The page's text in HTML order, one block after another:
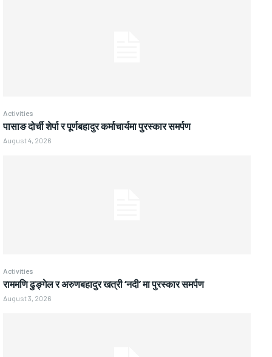
Activities
पासाङ दोर्ची शेर्पा र पूर्णबहादुर कर्माचार्यमा पुरस्कार समर्पण
August 4, 2026
Activities
राममणि ढुङ्गेल र अरुणबहादुर खत्री ‘नदी’ मा पुरस्कार समर्पण
August 3, 2026